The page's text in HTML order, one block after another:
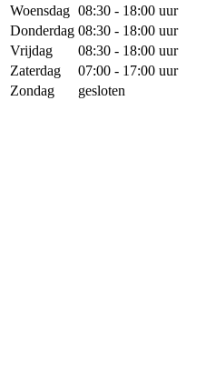
Woensdag 08:30 - 18:00 uur
Donderdag 08:30 - 18:00 uur
Vrijdag
08:30 - 18:00 uur
Zaterdag
07:00 - 17:00 uur
Zondag
gesloten